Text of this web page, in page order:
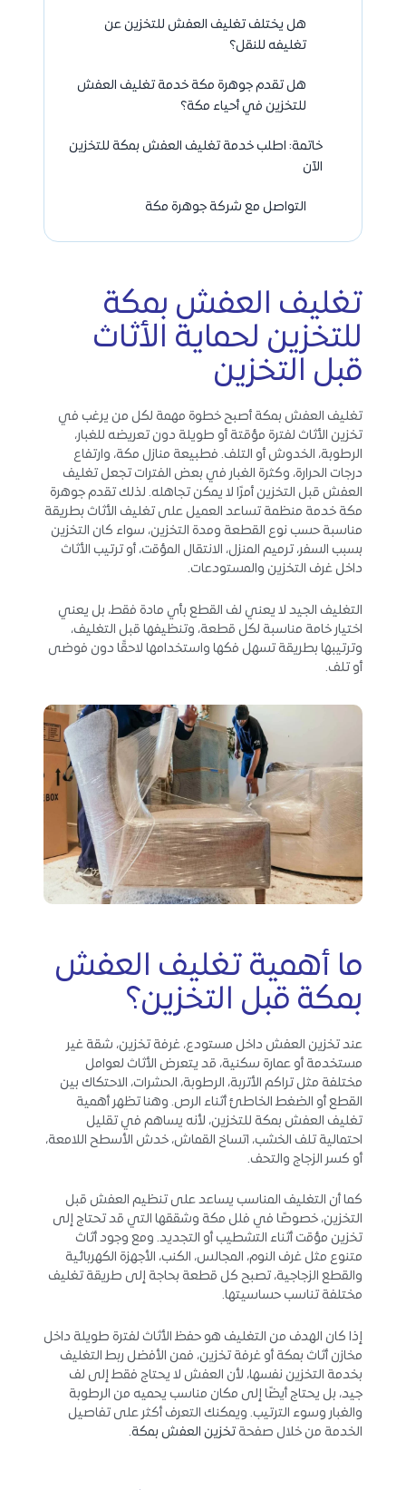
هل يختلف تغليف العفش للتخزين عن
تغليفه للنقل؟
هل تقدم جوهرة مكة خدمة تغليف العفش
للتخزين في أحياء مكة؟
خاتمة: اطلب خدمة تغليف العفش بمكة للتخزين
الآن
التواصل مع شركة جوهرة مكة
تغليف العفش بمكة
للتخزين لحماية الأثاث
قبل التخزين
تغليف العفش بمكة أصبح خطوة مهمة لكل من يرغب في
تخزين الأثاث لفترة مؤقتة أو طويلة دون تعريضه للغبار،
الرطوبة، الخدوش أو التلف. فطبيعة منازل مكة، وارتفاع
درجات الحرارة، وكثرة الغبار في بعض الفترات تجعل تغليف
العفش قبل التخزين أمرًا لا يمكن تجاهله. لذلك تقدم جوهرة
مكة خدمة منظمة تساعد العميل على تغليف الأثاث بطريقة
مناسبة حسب نوع القطعة ومدة التخزين، سواء كان التخزين
بسبب السفر، ترميم المنزل، الانتقال المؤقت، أو ترتيب الأثاث
داخل غرف التخزين والمستودعات.
التغليف الجيد لا يعني لف القطع بأي مادة فقط، بل يعني
اختيار خامة مناسبة لكل قطعة، وتنظيفها قبل التغليف،
وترتيبها بطريقة تسهل فكها واستخدامها لاحقًا دون فوضى
أو تلف.
ما أهمية تغليف العفش
بمكة قبل التخزين؟
عند تخزين العفش داخل مستودع، غرفة تخزين، شقة غير
مستخدمة أو عمارة سكنية، قد يتعرض الأثاث لعوامل
مختلفة مثل تراكم الأتربة، الرطوبة، الحشرات، الاحتكاك بين
القطع أو الضغط الخاطئ أثناء الرص. وهنا تظهر أهمية
تغليف العفش بمكة للتخزين، لأنه يساهم في تقليل
احتمالية تلف الخشب، اتساخ القماش، خدش الأسطح اللامعة،
أو كسر الزجاج والتحف.
كما أن التغليف المناسب يساعد على تنظيم العفش قبل
التخزين، خصوصًا في فلل مكة وشققها التي قد تحتاج إلى
تخزين مؤقت أثناء التشطيب أو التجديد. ومع وجود أثاث
متنوع مثل غرف النوم، المجالس، الكنب، الأجهزة الكهربائية
والقطع الزجاجية، تصبح كل قطعة بحاجة إلى طريقة تغليف
مختلفة تناسب حساسيتها.
إذا كان الهدف من التغليف هو حفظ الأثاث لفترة طويلة داخل
مخازن أثاث بمكة أو غرفة تخزين، فمن الأفضل ربط التغليف
بخدمة التخزين نفسها، لأن العفش لا يحتاج فقط إلى لف
جيد، بل يحتاج أيضًا إلى مكان مناسب يحميه من الرطوبة
والغبار وسوء الترتيب. ويمكنك التعرف أكثر على تفاصيل
الخدمة من خلال صفحةتخزين العفش بمكة.